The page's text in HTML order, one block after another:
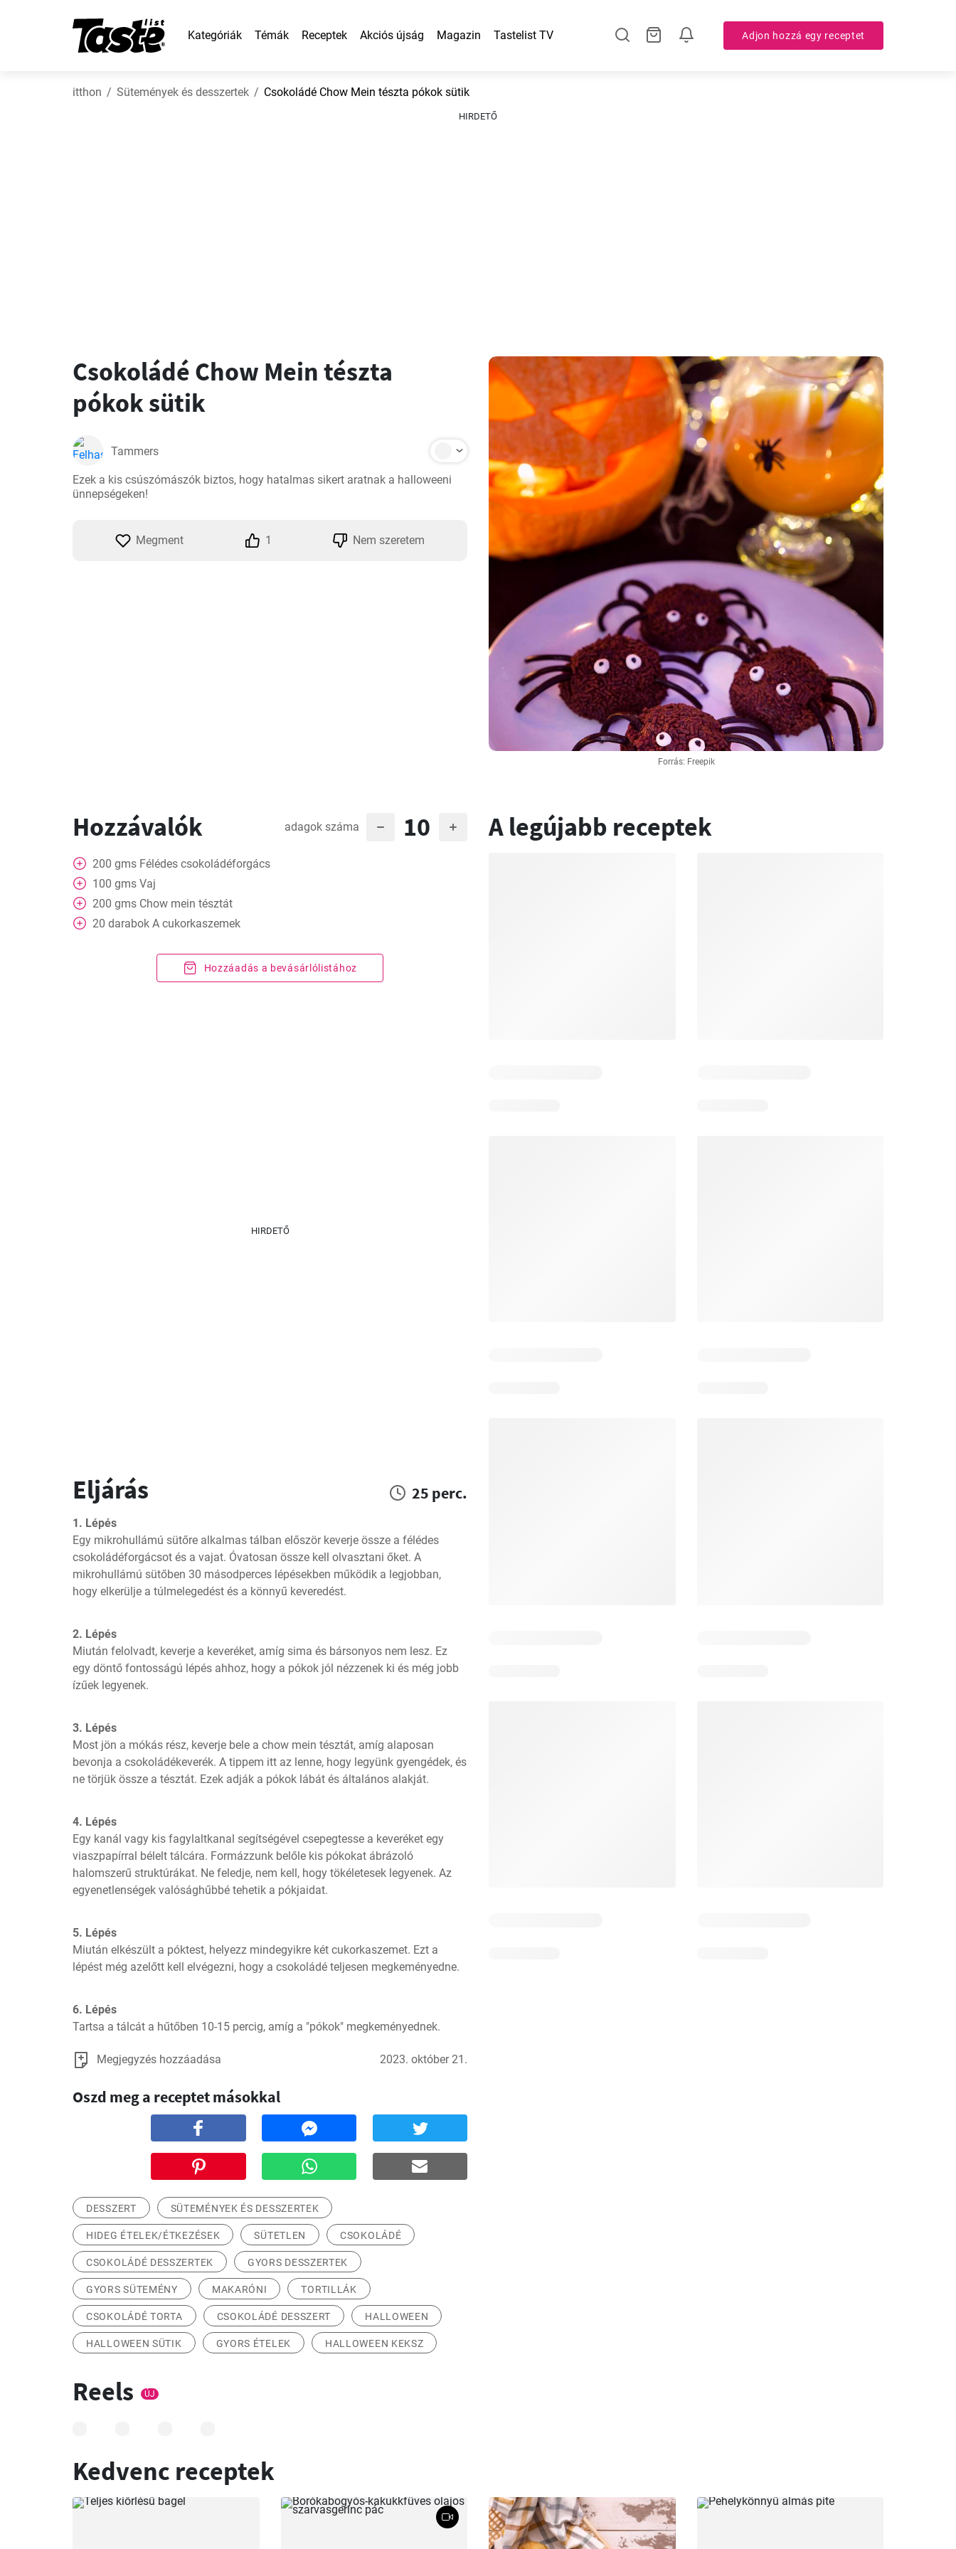
Kategóriák Témák Receptek Akciós újság Magazin Tastelist TV Adjon hozzá egy receptet
itthon Sütemények és desszertek Csokoládé Chow Mein tészta pókok sütik
HIRDETŐ
Forrás: Freepik
Csokoládé Chow Mein tészta
pókok sütik
Tammers
Ezek a kis csúszómászók biztos, hogy hatalmas sikert aratnak a halloweeni
ünnepségeken!
Megment 1 Nem szeretem
Hozzávalók adagok száma 10
200 gms Félédes csokoládéforgács
100 gms Vaj
200 gms Chow mein tésztát
20 darabok A cukorkaszemek
Hozzáadás a bevásárlólistához
HIRDETŐ
Eljárás 25 perc.
1. Lépés
Egy mikrohullámú sütőre alkalmas tálban először keverje össze a félédes
csokoládéforgácsot és a vajat. Óvatosan össze kell olvasztani őket. A
mikrohullámú sütőben 30 másodperces lépésekben működik a legjobban,
hogy elkerülje a túlmelegedést és a könnyű keveredést.
2. Lépés
Miután felolvadt, keverje a keveréket, amíg sima és bársonyos nem lesz. Ez
egy döntő fontosságú lépés ahhoz, hogy a pókok jól nézzenek ki és még jobb
ízűek legyenek.
3. Lépés
Most jön a mókás rész, keverje bele a chow mein tésztát, amíg alaposan
bevonja a csokoládékeverék. A tippem itt az lenne, hogy legyünk gyengédek, és
ne törjük össze a tésztát. Ezek adják a pókok lábát és általános alakját.
4. Lépés
Egy kanál vagy kis fagylaltkanal segítségével csepegtesse a keveréket egy
viaszpapírral bélelt tálcára. Formázzunk belőle kis pókokat ábrázoló
halomszerű struktúrákat. Ne feledje, nem kell, hogy tökéletesek legyenek. Az
egyenetlenségek valósághűbbé tehetik a pókjaidat.
5. Lépés
Miután elkészült a póktest, helyezz mindegyikre két cukorkaszemet. Ezt a
lépést még azelőtt kell elvégezni, hogy a csokoládé teljesen megkeményedne.
6. Lépés
Tartsa a tálcát a hűtőben 10-15 percig, amíg a "pókok" megkeményednek.
Megjegyzés hozzáadása 2023. október 21.
Oszd meg a receptet másokkal
DESSZERT SÜTEMÉNYEK ÉS DESSZERTEK
HIDEG ÉTELEK/ÉTKEZÉSEK SÜTETLEN CSOKOLÁDÉ
CSOKOLÁDÉ DESSZERTEK GYORS DESSZERTEK
GYORS SÜTEMÉNY MAKARÓNI TORTILLÁK
CSOKOLÁDÉ TORTA CSOKOLÁDÉ DESSZERT HALLOWEEN
HALLOWEEN SÜTIK GYORS ÉTELEK HALLOWEEN KEKSZ
A legújabb receptek
Reels ÚJ
Kedvenc receptek